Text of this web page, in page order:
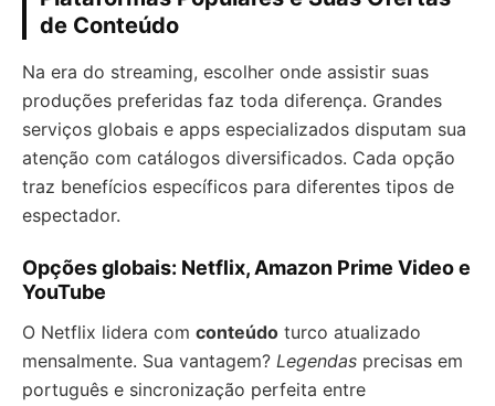
de Conteúdo
Na era do streaming, escolher onde assistir suas
produções preferidas faz toda diferença. Grandes
serviços globais e apps especializados disputam sua
atenção com catálogos diversificados. Cada opção
traz benefícios específicos para diferentes tipos de
espectador.
Opções globais: Netflix, Amazon Prime Video e
YouTube
O Netflix lidera com conteúdo turco atualizado
mensalmente. Sua vantagem? Legendas precisas em
português e sincronização perfeita entre